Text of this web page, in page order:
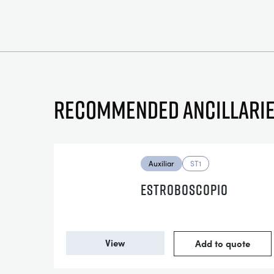
Recommended
Auxiliar ST1
ESTROBOSCOPIO
View Add to quote